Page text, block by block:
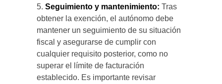
Seguimiento y mantenimiento: Tras
obtener la exención, el autónomo debe
mantener un seguimiento de su situación
fiscal y asegurarse de cumplir con
cualquier requisito posterior, como no
superar el límite de facturación
establecido. Es importante revisar